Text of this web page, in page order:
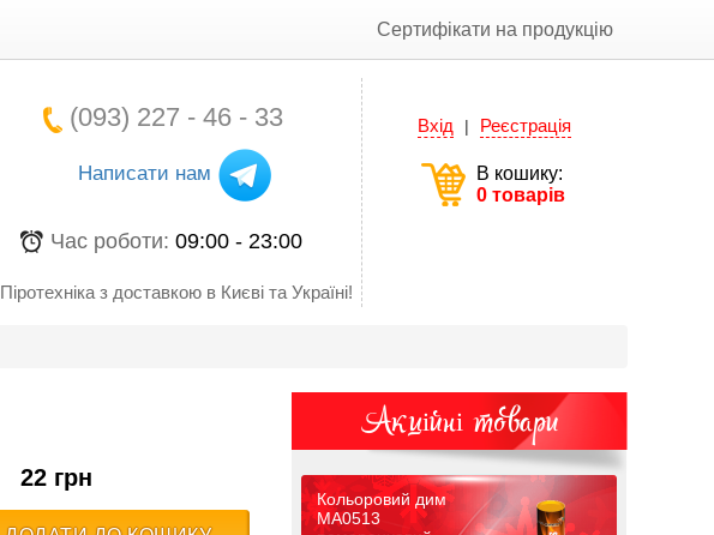
Сертифікати на продукцію
(093) 227 - 46 - 33
Написати нам
Час роботи: 09:00 - 23:00
Піротехніка з доставкою в Києві та Україні!
Вхід | Реєстрація
В кошику:
0 товарів
22 грн
Акційні товари
Кольоровий дим
MA0513